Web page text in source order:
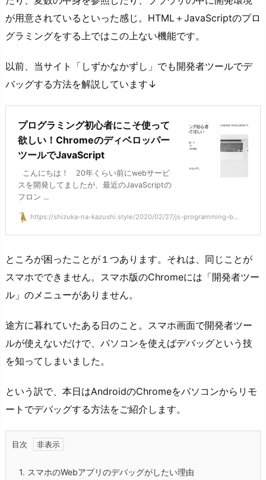
が用意されているといった感じ。HTML＋JavaScriptのプロ
グラミングをする上ではこの上ない機能です。
以前、当サイト「しずかなかずし」でも開発者ツールでデ
バッグする方法を解説しています↓
プログラミング初心者にこそ使って
欲しい！Chromeのディベロッパー
ツールでJavaScript
こんにちは！ 20年くらい前にwebサービ
スを開発してましたが、最近のJavaScriptの
フロン ...
https://shizuka-na-kazushi.style/2020/02/27/js-programming-b...
ところが困ったことが１つあります。それは、同じことが
スマホでできません。スマホ版のChromeには「開発者ツー
ル」のメニューがありません。
途方に暮れていたある日のこと。スマホ画面で開発者ツー
ルが使えないだけで、パソコンを使えばデバッグという技
を知ってしまいました。
という訳で、本日はAndroidのChromeをパソコンからリモ
ートでデバッグする方法をご紹介します。
目次
1. スマホのWebアプリのデバッグがしたい理由